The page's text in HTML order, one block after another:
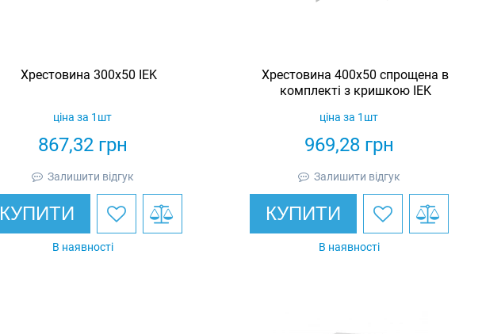
Хрестовина 300х50 IEK
867,32грн
ціна за 1шт
Залишити відгук
КУПИТИ
В наявності
Хрестовина 400х50 спрощена в
комплекті з кришкою IEK
969,28грн
ціна за 1шт
Залишити відгук
КУПИТИ
В наявності